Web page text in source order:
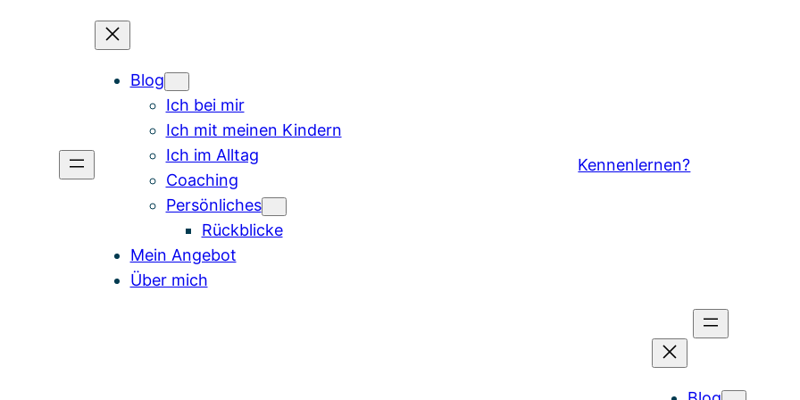
Blog
Ich bei mir
Ich mit meinen Kindern
Ich im Alltag
Coaching
Persönliches
Rückblicke
Mein Angebot
Über mich
Kennenlernen?